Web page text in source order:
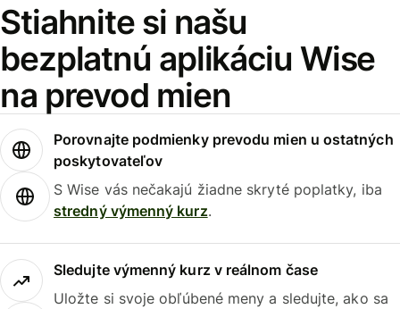
Stiahnite si našu
bezplatnú aplikáciu Wise
na prevod mien
Porovnajte podmienky prevodu mien u ostatných
poskytovateľov
S Wise vás nečakajú žiadne skryté poplatky, iba
stredný výmenný kurz.
Sledujte výmenný kurz v reálnom čase
Uložte si svoje obľúbené meny a sledujte, ako sa